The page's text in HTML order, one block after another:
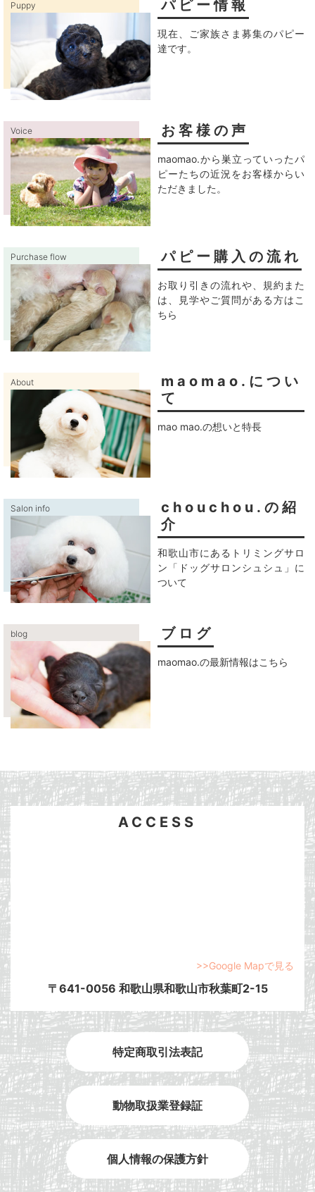
Puppy パピー情報
現在、ご家族さま募集のパピー
達です。
Voice お客様の声
maomao.から巣立っていったパ
ピーたちの近況をお客様からい
ただきました。
Purchase flow パピー購入の流れ
お取り引きの流れや、規約また
は、見学やご質問がある方はこ
ちら
About
maomao.につい
て
mao mao.の想いと特長
Salon info
chouchou.の紹
介
和歌山市にあるトリミングサロ
ン「ドッグサロンシュシュ」に
ついて
blog ブログ
maomao.の最新情報はこちら
ACCESS
>>Google Mapで見る
〒641-0056 和歌山県和歌山市秋葉町2-15
特定商取引法表記
動物取扱業登録証
個人情報の保護方針